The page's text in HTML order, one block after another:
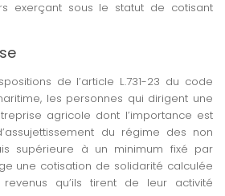
exerçant sous le statut de cotisant
de l’article L.731-23 du code
les personnes qui dirigent une
agricole dont l’importance est
du régime des non
supérieure à un minimum fixé par
une cotisation de solidarité calculée
qu’ils tirent de leur activité